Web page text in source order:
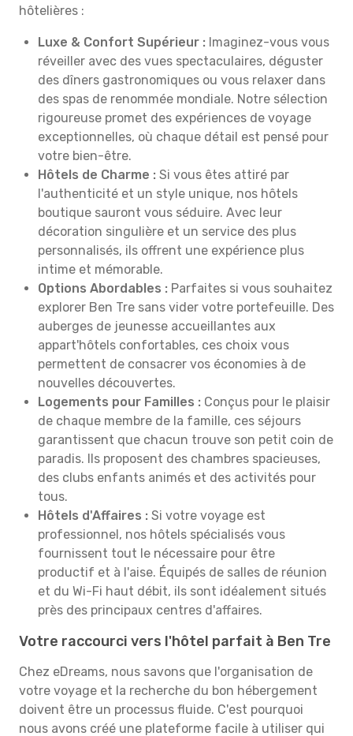
hôtelières :
Luxe & Confort Supérieur : Imaginez-vous vous
réveiller avec des vues spectaculaires, déguster
des dîners gastronomiques ou vous relaxer dans
des spas de renommée mondiale. Notre sélection
rigoureuse promet des expériences de voyage
exceptionnelles, où chaque détail est pensé pour
votre bien-être.
Hôtels de Charme : Si vous êtes attiré par
l'authenticité et un style unique, nos hôtels
boutique sauront vous séduire. Avec leur
décoration singulière et un service des plus
personnalisés, ils offrent une expérience plus
intime et mémorable.
Options Abordables : Parfaites si vous souhaitez
explorer Ben Tre sans vider votre portefeuille. Des
auberges de jeunesse accueillantes aux
appart'hôtels confortables, ces choix vous
permettent de consacrer vos économies à de
nouvelles découvertes.
Logements pour Familles : Conçus pour le plaisir
de chaque membre de la famille, ces séjours
garantissent que chacun trouve son petit coin de
paradis. Ils proposent des chambres spacieuses,
des clubs enfants animés et des activités pour
tous.
Hôtels d'Affaires : Si votre voyage est
professionnel, nos hôtels spécialisés vous
fournissent tout le nécessaire pour être
productif et à l'aise. Équipés de salles de réunion
et du Wi-Fi haut débit, ils sont idéalement situés
près des principaux centres d'affaires.
Votre raccourci vers l'hôtel parfait à Ben Tre
Chez eDreams, nous savons que l'organisation de
votre voyage et la recherche du bon hébergement
doivent être un processus fluide. C'est pourquoi
nous avons créé une plateforme facile à utiliser qui